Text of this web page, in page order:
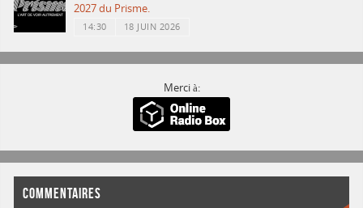
2027 du Prisme.
14:30 18 JUIN 2026
Merci à:
COMMENTAIRES